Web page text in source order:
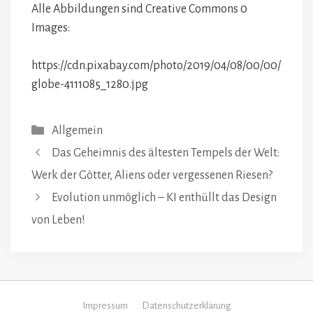
Alle Abbildungen sind Creative Commons 0
Images:
https://cdn.pixabay.com/photo/2019/04/08/00/00/
globe-4111085_1280.jpg
Kategorien
Allgemein
Das Geheimnis des ältesten Tempels der Welt:
Werk der Götter, Aliens oder vergessenen Riesen?
Evolution unmöglich – KI enthüllt das Design
von Leben!
Impressum Datenschutzerklärung